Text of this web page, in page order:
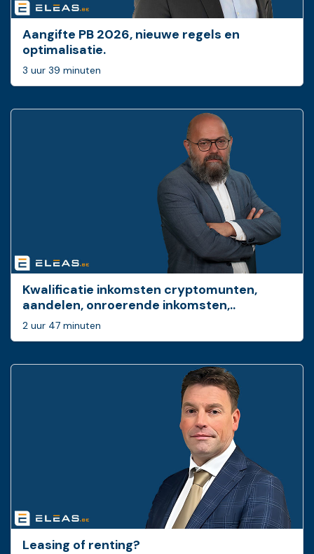
Aangifte PB 2026, nieuwe regels en
optimalisatie.
3 uur 39 minuten
Kwalificatie inkomsten cryptomunten,
aandelen, onroerende inkomsten,..
2 uur 47 minuten
Leasing of renting?